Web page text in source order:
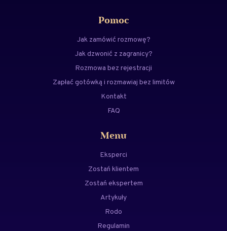
Pomoc
Jak zamówić rozmowę?
Jak dzwonić z zagranicy?
Rozmowa bez rejestracji
Zapłać gotówką i rozmawiaj bez limitów
Kontakt
FAQ
Menu
Eksperci
Zostań klientem
Zostań ekspertem
Artykuły
Rodo
Regulamin